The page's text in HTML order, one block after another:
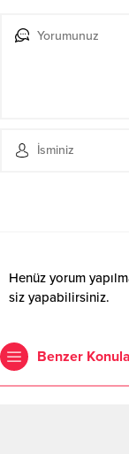
Henüz yorum
siz yapabilirsiniz.
Benzer